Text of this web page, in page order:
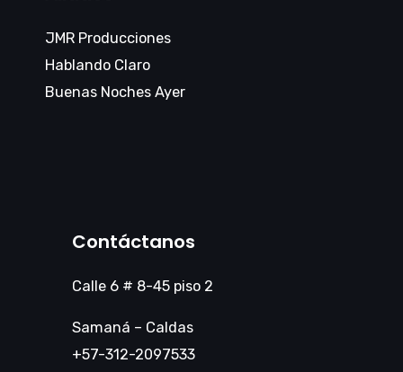
JMR Producciones
Hablando Claro
Buenas Noches Ayer
Contáctanos
Calle 6 # 8-45 piso 2
Samaná – Caldas
+57-312-2097533